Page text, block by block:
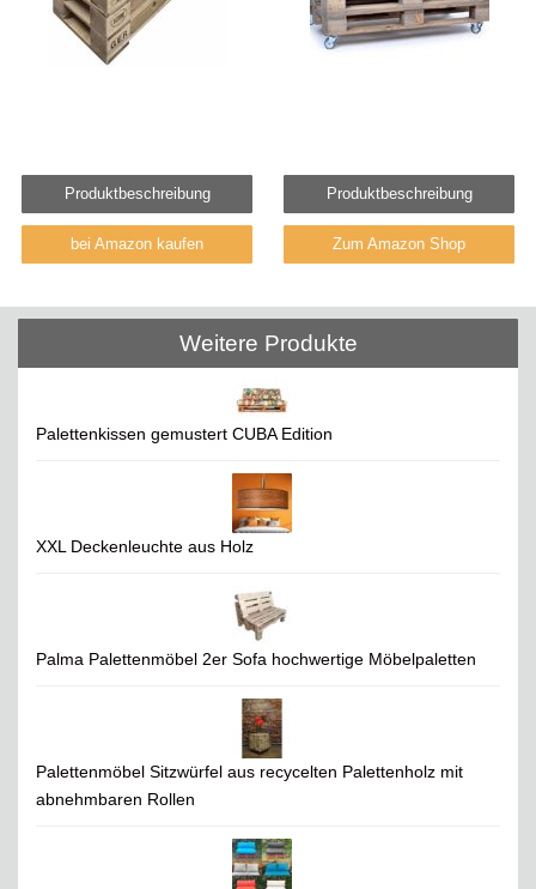
Produktbeschreibung
bei Amazon kaufen
Produktbeschreibung
Zum Amazon Shop
Weitere Produkte
Palettenkissen gemustert CUBA Edition
XXL Deckenleuchte aus Holz
Palma Palettenmöbel 2er Sofa hochwertige Möbelpaletten
Palettenmöbel Sitzwürfel aus recycelten Palettenholz mit
abnehmbaren Rollen